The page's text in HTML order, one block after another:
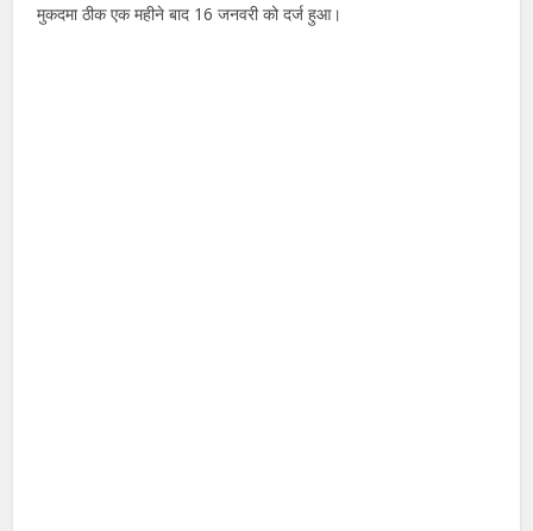
मुकदमा ठीक एक महीने बाद 16 जनवरी को दर्ज हुआ।